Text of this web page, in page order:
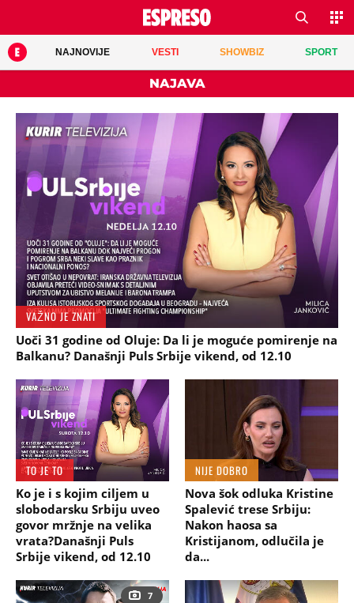
NAJNOVIJE VESTI SHOWBIZ SPORT
NAJAVA
VAŽNO JE ZNATI
Uoči 31 godine od Oluje: Da li je moguće pomirenje na
Balkanu? Današnji Puls Srbije vikend, od 12.10
TO JE TO
Ko je i s kojim ciljem u
slobodarsku Srbiju uveo
govor mržnje na velika
vrata?Današnji Puls
Srbije vikend, od 12.10
NIJE DOBRO
Nova šok odluka Kristine
Spalević trese Srbiju:
Nakon haosa sa
Kristijanom, odlučila je
da...
7